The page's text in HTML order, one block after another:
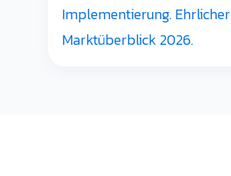
Implementierung. Ehrlicher
Marktüberblick 2026.